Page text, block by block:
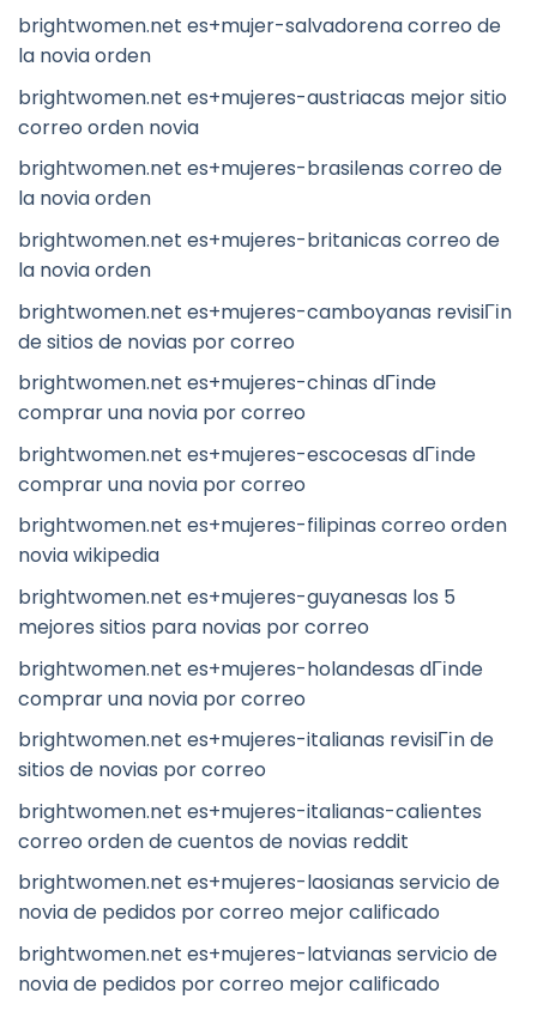
brightwomen.net es+mujer-salvadorena correo de
la novia orden
brightwomen.net es+mujeres-austriacas mejor sitio
correo orden novia
brightwomen.net es+mujeres-brasilenas correo de
la novia orden
brightwomen.net es+mujeres-britanicas correo de
la novia orden
brightwomen.net es+mujeres-camboyanas revisiГіn
de sitios de novias por correo
brightwomen.net es+mujeres-chinas dГіnde
comprar una novia por correo
brightwomen.net es+mujeres-escocesas dГіnde
comprar una novia por correo
brightwomen.net es+mujeres-filipinas correo orden
novia wikipedia
brightwomen.net es+mujeres-guyanesas los 5
mejores sitios para novias por correo
brightwomen.net es+mujeres-holandesas dГіnde
comprar una novia por correo
brightwomen.net es+mujeres-italianas revisiГіn de
sitios de novias por correo
brightwomen.net es+mujeres-italianas-calientes
correo orden de cuentos de novias reddit
brightwomen.net es+mujeres-laosianas servicio de
novia de pedidos por correo mejor calificado
brightwomen.net es+mujeres-latvianas servicio de
novia de pedidos por correo mejor calificado